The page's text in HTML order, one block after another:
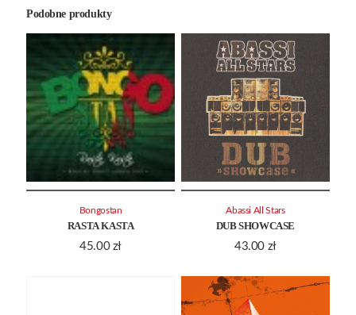
Podobne produkty
RASTA KASTA
45.00 zł
Bongostan
DUB SHOWCASE
43.00 zł
Abassi All Stars